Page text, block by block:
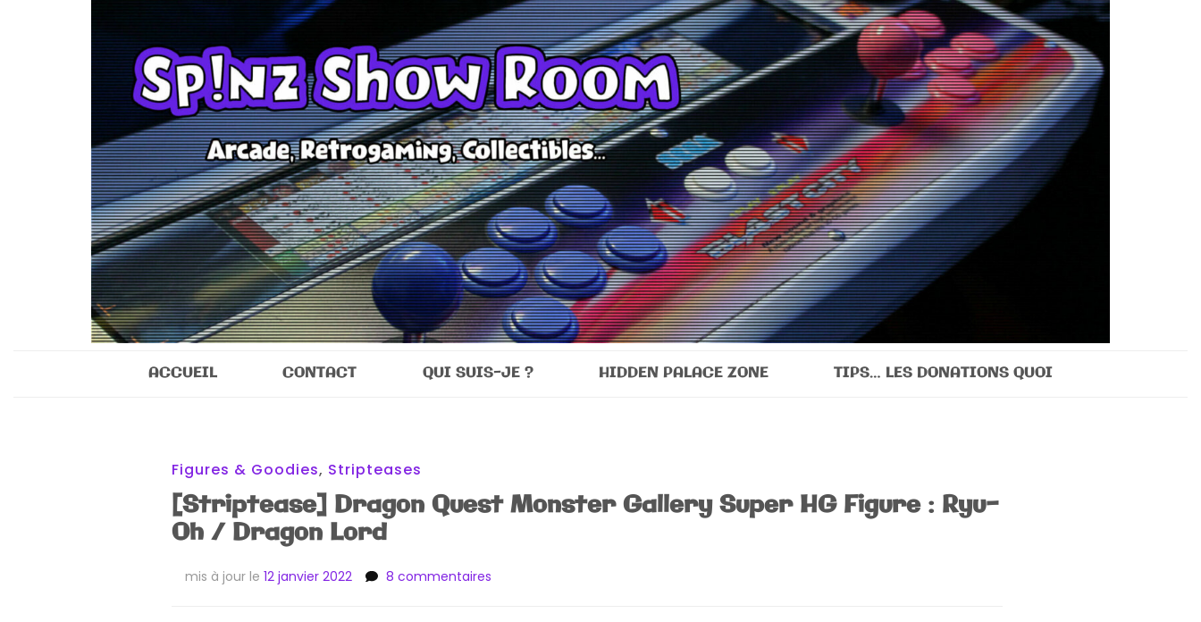
Sp!nz Show Room
ACCUEIL CONTACT QUI SUIS-JE ? HIDDEN PALACE ZONE TIPS… LES DONATIONS QUOI
Figures & Goodies, Stripteases
[Striptease] Dragon Quest Monster Gallery Super HG Figure : Ryu-
Oh / Dragon Lord
mis à jour le 12 janvier 2022 8 commentaires